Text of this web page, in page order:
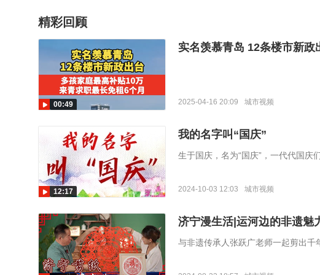
精彩回顾
00:49
实名羡慕青岛 12条楼市新政
2025-04-16 20:09 城市视频
12:17
我的名字叫“国庆”
生于国庆，名为“国庆”，一代代国庆
2024-10-03 12:03 城市视频
济宁漫生活|运河边的非遗魅
与非遗传承人张跃广老师一起剪出